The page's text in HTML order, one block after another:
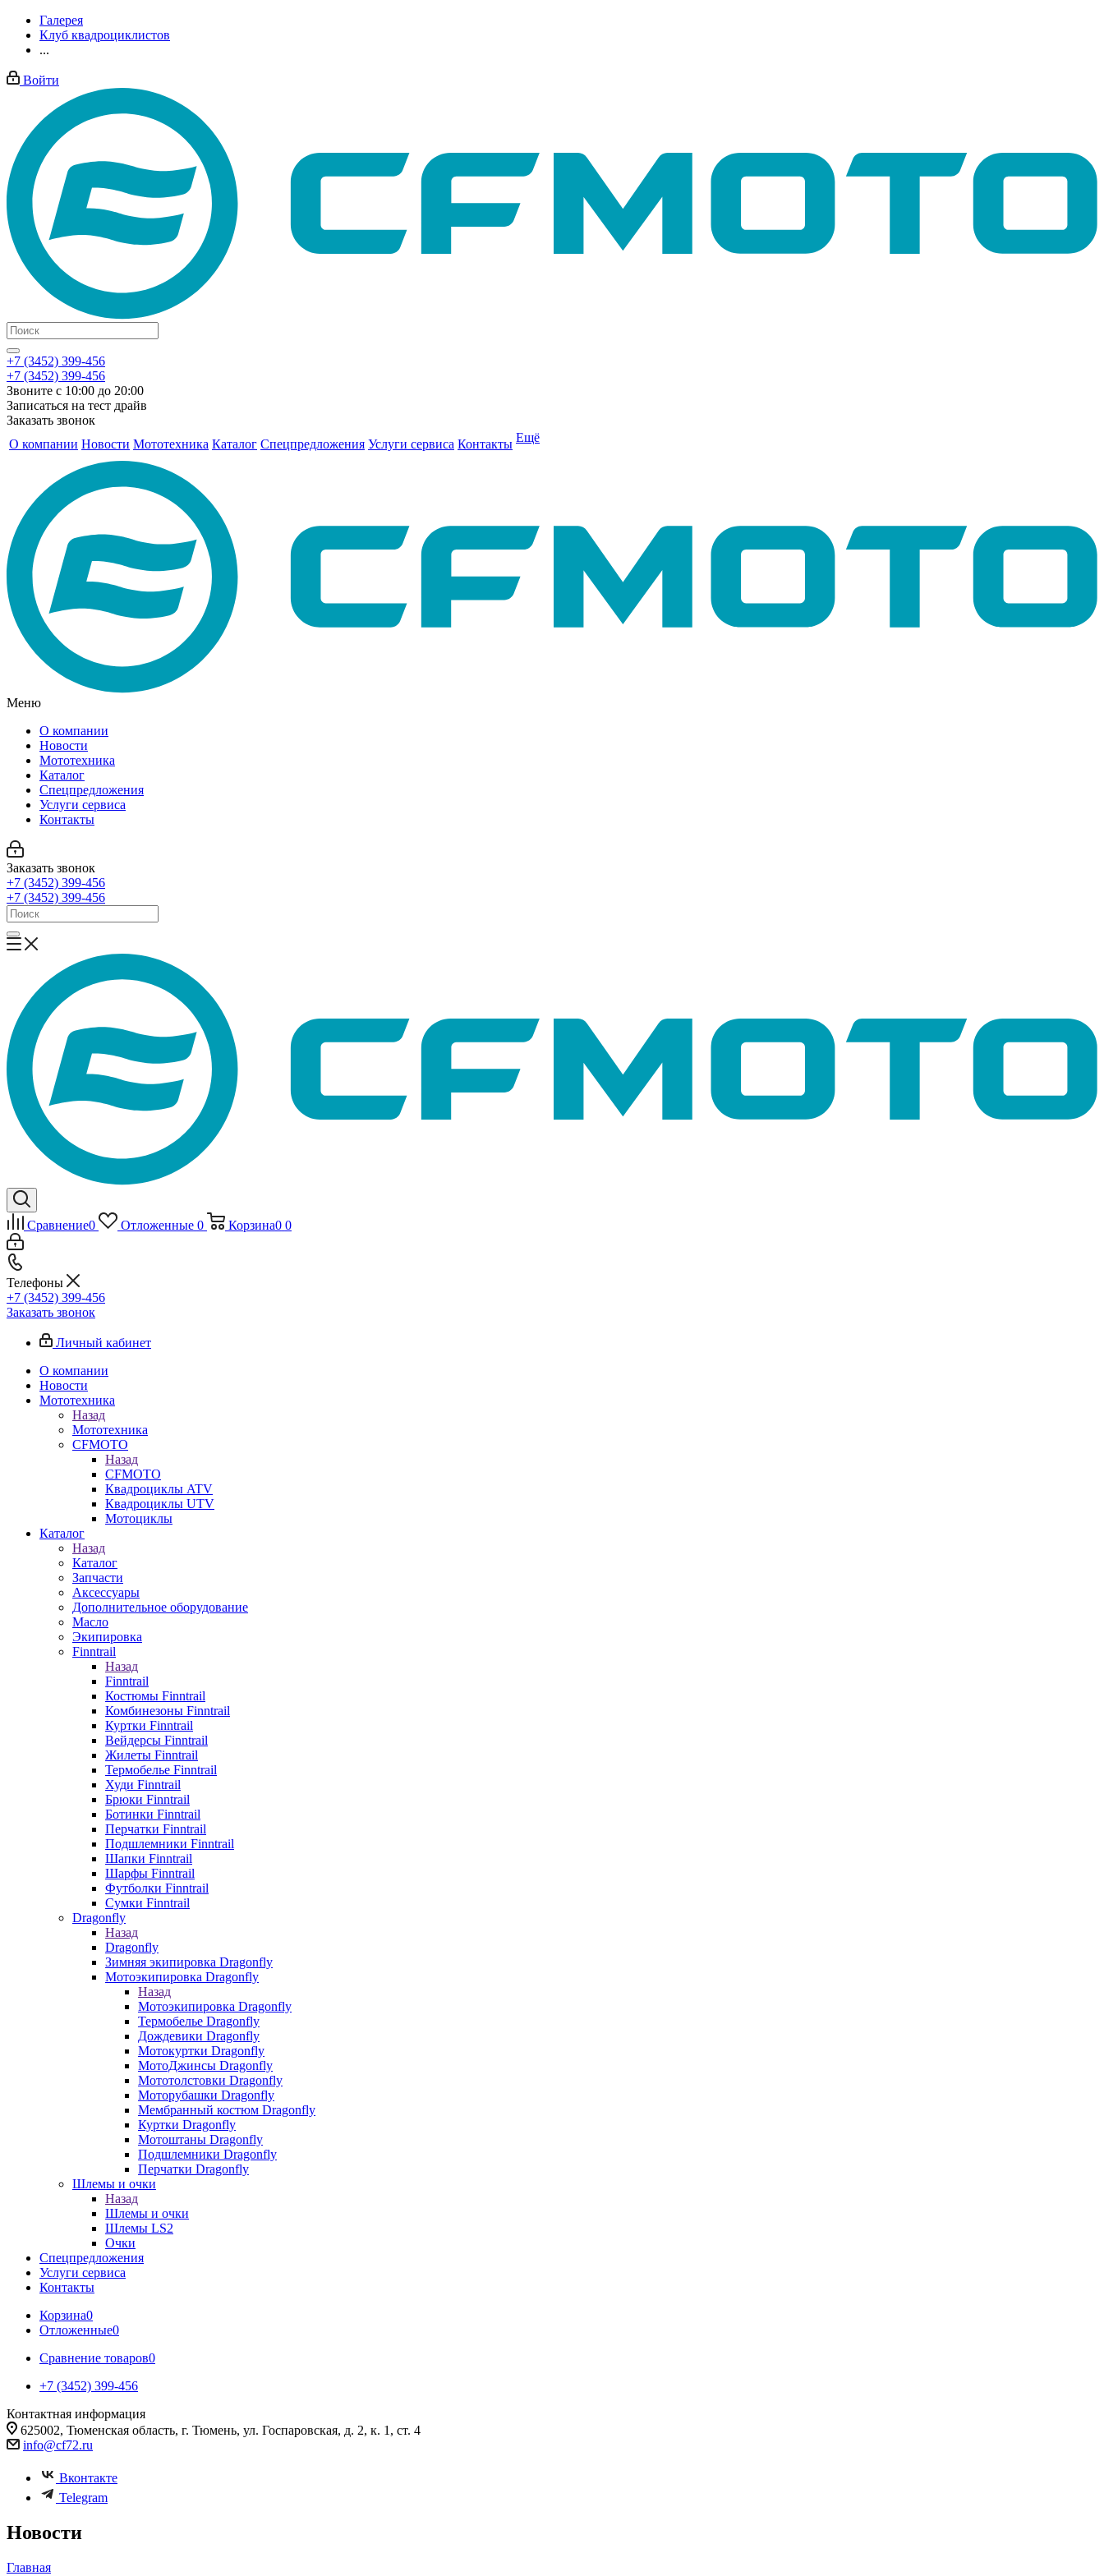
Галерея
Клуб квадроциклистов
...
Войти
+7 (3452) 399-456
+7 (3452) 399-456
Звоните с 10:00 до 20:00
Записаться на тест драйв
Заказать звонок
О компании Новости Мототехника Каталог Спецпредложения Услуги сервиса Контакты Ещё
Меню
О компании
Новости
Мототехника
Каталог
Спецпредложения
Услуги сервиса
Контакты
Заказать звонок
+7 (3452) 399-456
+7 (3452) 399-456
Сравнение0 Отложенные 0 Корзина0 0
Телефоны
+7 (3452) 399-456
Заказать звонок
Личный кабинет
О компании
Новости
Мототехника
Назад
Мототехника
CFMOTO
Назад
CFMOTO
Квадроциклы ATV
Квадроциклы UTV
Мотоциклы
Каталог
Назад
Каталог
Запчасти
Аксессуары
Дополнительное оборудование
Масло
Экипировка
Finntrail
Назад
Finntrail
Костюмы Finntrail
Комбинезоны Finntrail
Куртки Finntrail
Вейдерсы Finntrail
Жилеты Finntrail
Термобелье Finntrail
Худи Finntrail
Брюки Finntrail
Ботинки Finntrail
Перчатки Finntrail
Подшлемники Finntrail
Шапки Finntrail
Шарфы Finntrail
Футболки Finntrail
Сумки Finntrail
Dragonfly
Назад
Dragonfly
Зимняя экипировка Dragonfly
Мотоэкипировка Dragonfly
Назад
Мотоэкипировка Dragonfly
Термобелье Dragonfly
Дождевики Dragonfly
Мотокуртки Dragonfly
МотоДжинсы Dragonfly
Мототолстовки Dragonfly
Моторубашки Dragonfly
Мембранный костюм Dragonfly
Куртки Dragonfly
Мотоштаны Dragonfly
Подшлемники Dragonfly
Перчатки Dragonfly
Шлемы и очки
Назад
Шлемы и очки
Шлемы LS2
Очки
Спецпредложения
Услуги сервиса
Контакты
Корзина0
Отложенные0
Сравнение товаров0
+7 (3452) 399-456
Контактная информация
625002, Тюменская область, г. Тюмень, ул. Госпаровская, д. 2, к. 1, ст. 4
info@cf72.ru
Вконтакте
Telegram
Новости
Главная